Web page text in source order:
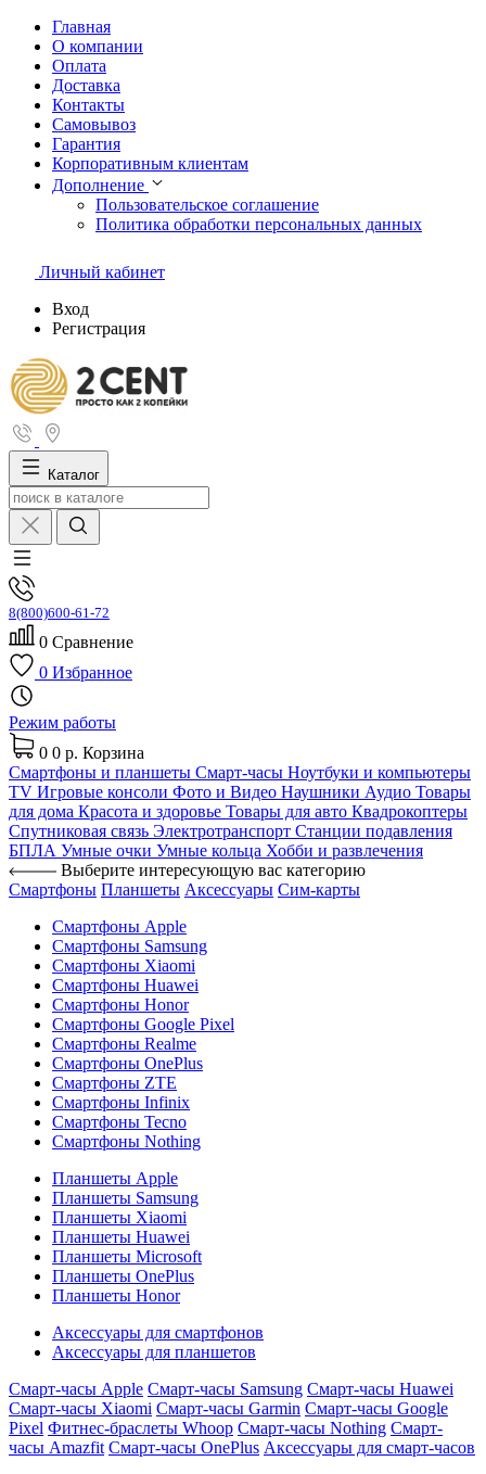
Главная
О компании
Оплата
Доставка
Контакты
Самовывоз
Гарантия
Корпоративным клиентам
Дополнение
Пользовательское соглашение
Политика обработки персональных данных
Личный кабинет
Вход
Регистрация
Каталог
8(800)600-61-72
0 Сравнение
0 Избранное
Режим работы
0 0 р. Корзина
Смартфоны и планшеты Смарт-часы Ноутбуки и компьютеры
TV Игровые консоли Фото и Видео Наушники Аудио Товары
для дома Красота и здоровье Товары для авто Квадрокоптеры
Спутниковая связь Электротранспорт Станции подавления
БПЛА Умные очки Умные кольца Хобби и развлечения
Выберите интересующую вас категорию
Смартфоны Планшеты Аксессуары Сим-карты
Смартфоны Apple
Смартфоны Samsung
Смартфоны Xiaomi
Смартфоны Huawei
Смартфоны Honor
Смартфоны Google Pixel
Смартфоны Realme
Смартфоны OnePlus
Смартфоны ZTE
Смартфоны Infinix
Смартфоны Tecno
Смартфоны Nothing
Планшеты Apple
Планшеты Samsung
Планшеты Xiaomi
Планшеты Huawei
Планшеты Microsoft
Планшеты OnePlus
Планшеты Honor
Аксессуары для смартфонов
Аксессуары для планшетов
Смарт-часы Apple Смарт-часы Samsung Смарт-часы Huawei
Смарт-часы Xiaomi Смарт-часы Garmin Смарт-часы Google
Pixel Фитнес-браслеты Whoop Смарт-часы Nothing Смарт-
часы Amazfit Смарт-часы OnePlus Аксессуары для смарт-часов